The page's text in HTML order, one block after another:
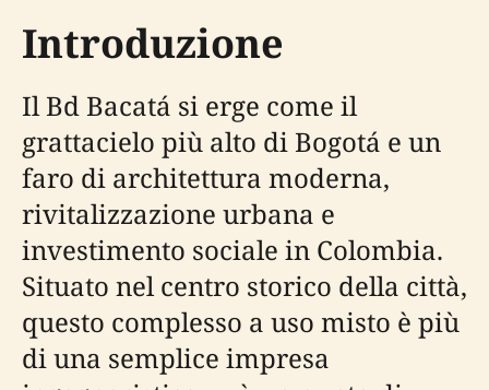
Introduzione
Il Bd Bacatá si erge come il
grattacielo più alto di Bogotá e un
faro di architettura moderna,
rivitalizzazione urbana e
investimento sociale in Colombia.
Situato nel centro storico della città,
questo complesso a uso misto è più
di una semplice impresa